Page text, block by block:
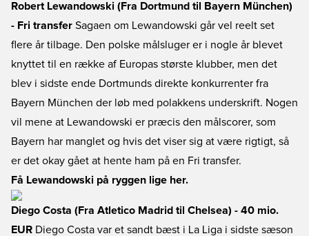
Robert Lewandowski (Fra Dortmund til Bayern München)
- Fri transfer Sagaen om Lewandowski går vel reelt set
flere år tilbage. Den polske målsluger er i nogle år blevet
knyttet til en række af Europas største klubber, men det
blev i sidste ende Dortmunds direkte konkurrenter fra
Bayern München der løb med polakkens underskrift. Nogen
vil mene at Lewandowski er præcis den målscorer, som
Bayern har manglet og hvis det viser sig at være rigtigt, så
er det okay gået at hente ham på en Fri transfer.
Få Lewandowski på ryggen lige her.
Diego Costa (Fra Atletico Madrid til Chelsea) - 40 mio.
EUR Diego Costa var et sandt bæst i La Liga i sidste sæson